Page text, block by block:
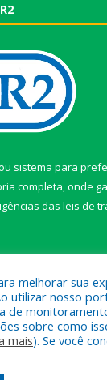
sistema para
completa, onde
das leis de
a câmara de
melhorar sua
utilizar nosso
de
sobre como
mais). Se você